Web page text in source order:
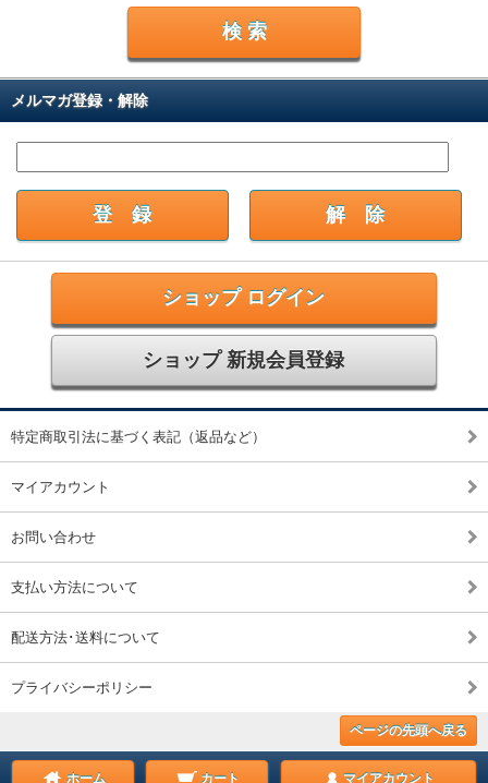
メルマガ登録・解除
ショップ ログイン
ショップ 新規会員登録
特定商取引法に基づく表記（返品など）
マイアカウント
お問い合わせ
支払い方法について
配送方法･送料について
プライバシーポリシー
ページの先頭へ戻る
ホーム カート マイアカウント